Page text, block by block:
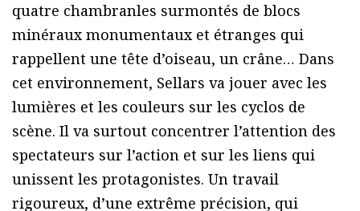
quatre chambranles surmontés de blocs
minéraux monumentaux et étranges qui
rappellent une tête d’oiseau, un crâne… Dans
cet environnement, Sellars va jouer avec les
lumières et les couleurs sur les cyclos de
scène. Il va surtout concentrer l’attention des
spectateurs sur l’action et sur les liens qui
unissent les protagonistes. Un travail
rigoureux, d’une extrême précision, qui